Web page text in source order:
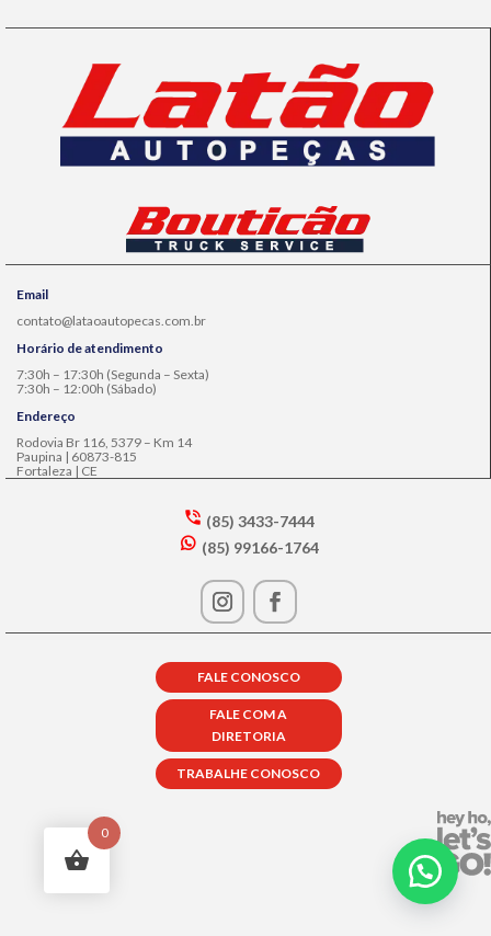
Email
contato@lataoautopecas.com.br
Horário de atendimento
7:30h – 17:30h (Segunda – Sexta)
7:30h – 12:00h (Sábado)
Endereço
Rodovia Br 116, 5379 – Km 14
Paupina | 60873-815
Fortaleza | CE
s
o
n
in
ic
o
n
(85) 3433-7444
p
ic
(85) 99166-1764
FALE CONOSCO
FALE COM A
DIRETORIA
TRABALHE CONOSCO
0